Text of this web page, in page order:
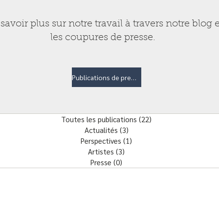
plus sur notre travail à travers notre blog
les coupures de presse.
Publications de presse
Toutes les publications (22)
Actualités (3)
Perspectives (1)
Artistes (3)
Presse (0)